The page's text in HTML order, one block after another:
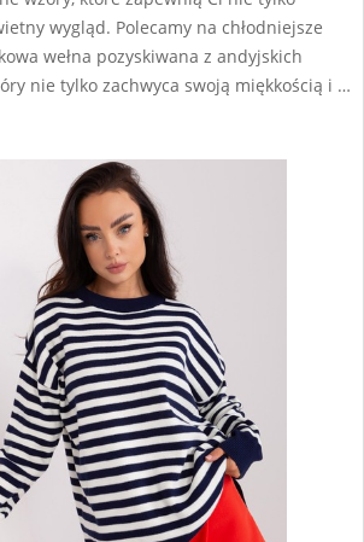
wygląd. Polecamy na chłodniejsze
wełna pozyskiwana z andyjskich
nie tylko zachwyca swoją miękkością i …